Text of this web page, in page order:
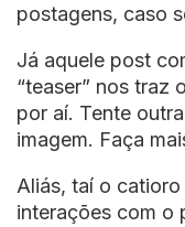
postagens, caso
Já aquele post
“teaser” nos traz
por aí. Tente
imagem. Faça
Aliás, taí o
interações com o